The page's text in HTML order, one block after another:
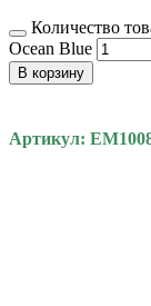
Количество
Ocean Blue
В корзину
Артикул: